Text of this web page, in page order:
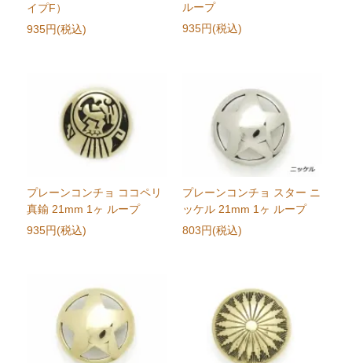
イプF）
935円(税込)
ループ
935円(税込)
プレーンコンチョ ココペリ
真鍮 21mm 1ヶ ループ
935円(税込)
プレーンコンチョ スター ニ
ッケル 21mm 1ヶ ループ
803円(税込)